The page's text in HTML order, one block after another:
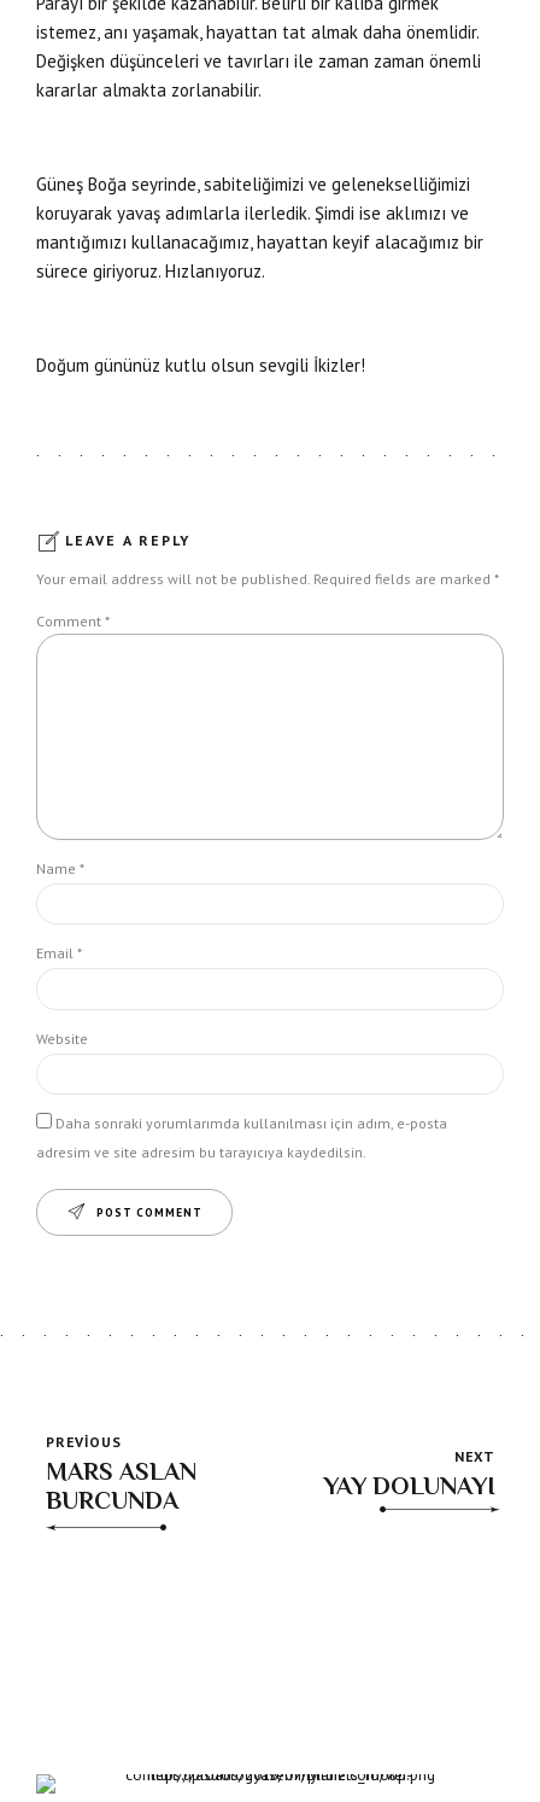
istemez, anı yaşamak, hayattan tat almak daha önemlidir.
Değişken düşünceleri ve tavırları ile zaman zaman önemli
kararlar almakta zorlanabilir.
Güneş Boğa seyrinde, sabiteliğimizi ve gelenekselliğimizi
koruyarak yavaş adımlarla ilerledik. Şimdi ise aklımızı ve
mantığımızı kullanacağımız, hayattan keyif alacağımız bir
sürece giriyoruz. Hızlanıyoruz.
Doğum gününüz kutlu olsun sevgili İkizler!
LEAVE A REPLY
Your email address will not be published. Required fields are marked *
Comment *
Name *
Email *
Website
Daha sonraki yorumlarımda kullanılması için adım, e-posta
adresim ve site adresim bu tarayıcıya kaydedilsin.
POST COMMENT
PREVIOUS
MARS ASLAN
BURCUNDA
NEXT
YAY DOLUNAYI